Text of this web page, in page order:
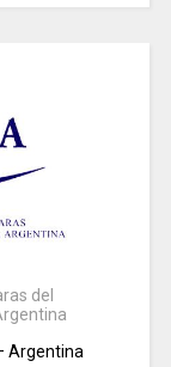
del
Argentina